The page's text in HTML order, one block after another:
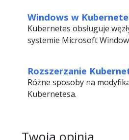
Windows w
Kubernetes obsługuje
systemie Microsoft
Rozszerzanie
Różne sposoby na
Kubernetesa.
Twoja opinia